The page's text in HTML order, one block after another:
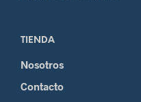
TIENDA
Nosotros
Contacto